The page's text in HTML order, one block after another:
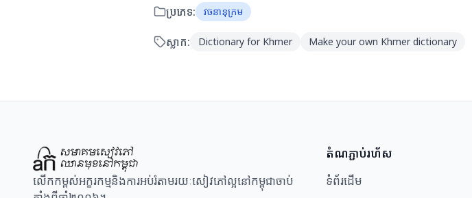
ប្រភេទ: វចនានុក្រម
ស្លាក: Dictionary for Khmer Make your own Khmer dictionary
លើកកម្ពស់អក្ខរកម្មនិងការអប់រំតាមរយៈសៀវភៅល្អនៅកម្ពុជាចាប់
តំណភ្ជាប់រហ័ស
ទំព័រដើម